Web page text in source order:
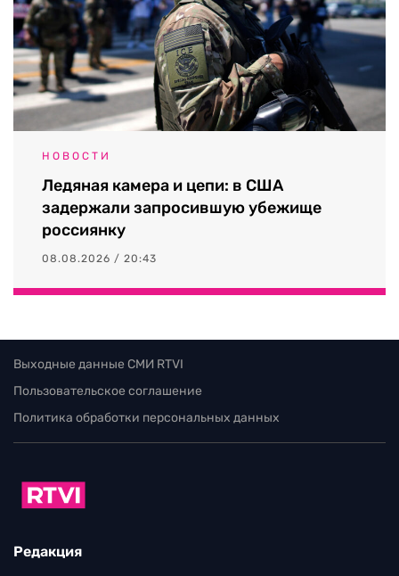
НОВОСТИ
Ледяная камера и цепи: в США
задержали запросившую убежище
россиянку
08.08.2026 / 20:43
Выходные данные СМИ RTVI
Пользовательское соглашение
Политика обработки персональных данных
Редакция